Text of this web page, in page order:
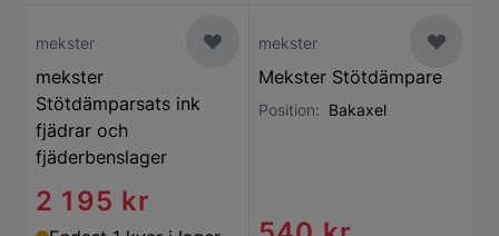
mekster
mekster
Stötdämparsats ink
fjädrar och
fjäderbenslager
2 195 kr
mekster
Mekster Stötdämpare
Position: Bakaxel